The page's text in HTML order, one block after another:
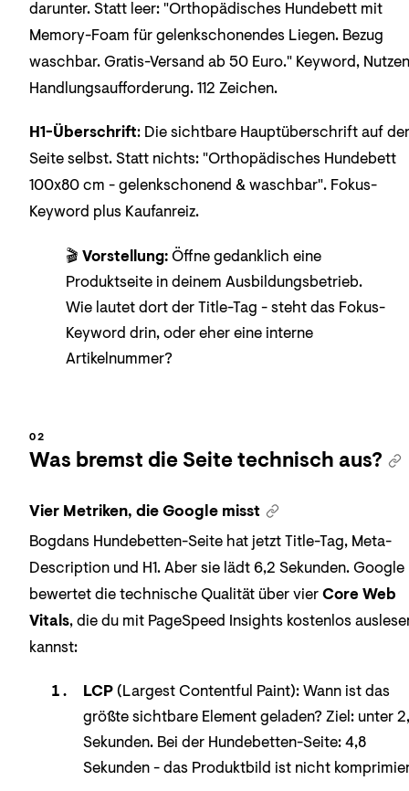
darunter. Statt leer: "Orthopädisches Hundebett mit
Memory-Foam für gelenkschonendes Liegen. Bezug
waschbar. Gratis-Versand ab 50 Euro." Keyword,
Handlungsaufforderung. 112 Zeichen.
H1-Überschrift: Die sichtbare Hauptüberschrift auf der
Seite selbst. Statt nichts: "Orthopädisches Hundebett
100x80 cm - gelenkschonend & waschbar". Fokus-
Keyword plus Kaufanreiz.
🎬 Vorstellung:Öffne gedanklich eine
Produktseite in deinem Ausbildungsbetrieb.
Wie lautet dort der Title-Tag - steht das Fokus-
Keyword drin, oder eher eine interne
Artikelnummer?
Was bremst die Seite technisch aus?
Vier Metriken, die Google misst
Bogdans Hundebetten-Seite hat jetzt Title-Tag, Meta-
Description und H1. Aber sie lädt 6,2 Sekunden. Google
bewertet die technische Qualität über vierCore Web
Vitals, die du mit PageSpeed Insights kostenlos
kannst:
LCP(Largest Contentful Paint): Wann ist das
größte sichtbare Element geladen? Ziel: unter
Sekunden. Bei der Hundebetten-Seite: 4,8
Sekunden - das Produktbild ist nicht